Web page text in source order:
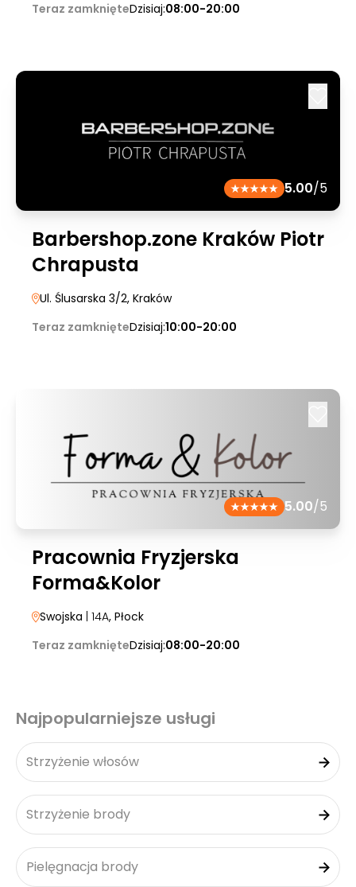
Teraz zamknięteDzisiaj:08:00-20:00
5.00/5
Barbershop.zone Kraków Piotr
Chrapusta
Ul. Ślusarska 3/2, Kraków
Teraz zamknięteDzisiaj:10:00-20:00
5.00/5
Pracownia Fryzjerska
Forma&Kolor
Swojska | 14A, Płock
Teraz zamknięteDzisiaj:08:00-20:00
Najpopularniejsze usługi
Strzyżenie włosów
Strzyżenie brody
Pielęgnacja brody